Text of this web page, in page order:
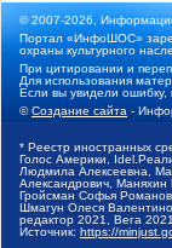
© 2007-2026,
Портал «ИнфоШОС»
охраны культурного
При цитировании и
Для использования
Если вы увидели
©Создание сайта -
* Реестр иностранных
Голос Америки,
Людмила Алексеевна,
Александрович,
Гройсман Софья
Шмагун Олеся
редактор 2021, Вега 2021
Источник: https://